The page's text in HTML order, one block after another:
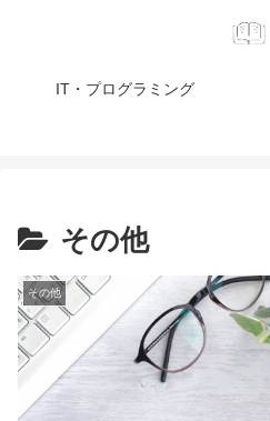
IT・プログラミング
その他
その他